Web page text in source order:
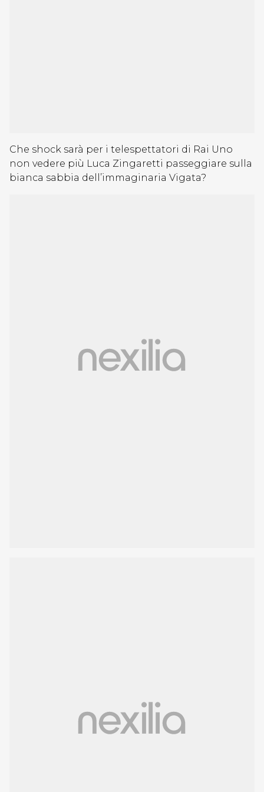
Che shock sarà per i telespettatori di Rai Uno
non vedere più Luca Zingaretti passeggiare sulla
bianca sabbia dell’immaginaria Vigata?